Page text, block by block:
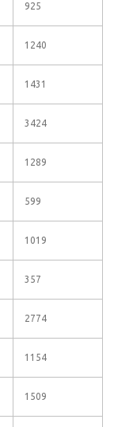
925
1240
1431
3424
1289
599
1019
357
2774
1154
1509